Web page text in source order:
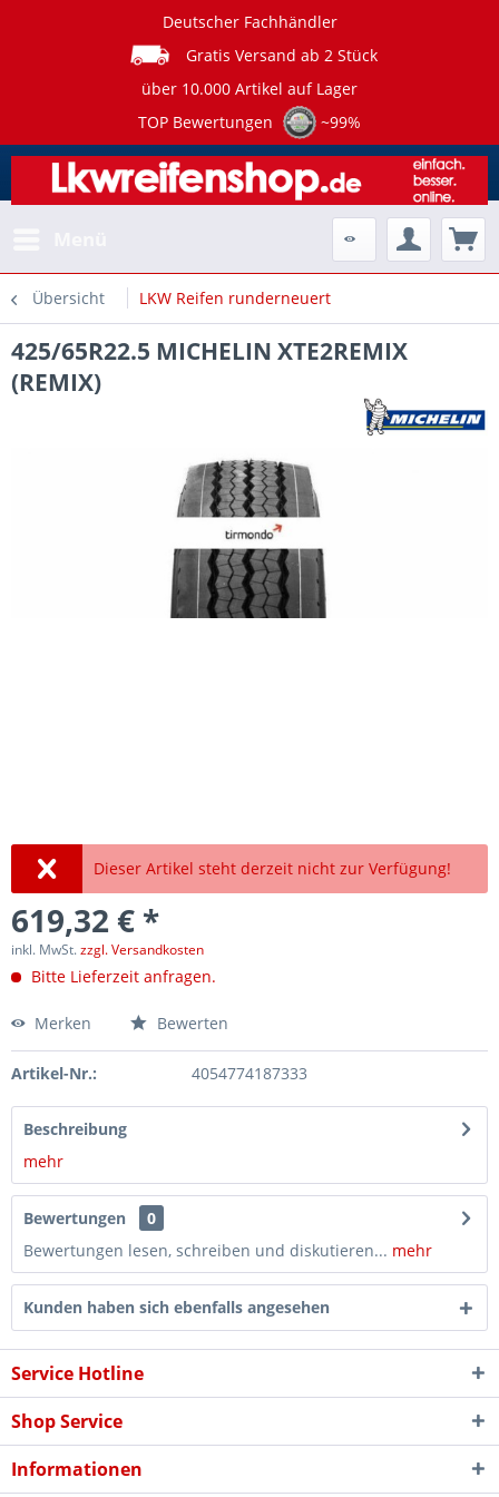
Deutscher Fachhändler
Gratis Versand ab 2 Stück
über 10.000 Artikel auf Lager
TOP Bewertungen
~99%
Übersicht LKW Reifen runderneuert
425/65R22.5 MICHELIN XTE2REMIX
(REMIX)
Dieser Artikel steht derzeit nicht zur Verfügung!
619,32 € *
inkl. MwSt.zzgl. Versandkosten
Bitte Lieferzeit anfragen.
Merken Bewerten
Artikel-Nr.: 4054774187333
Beschreibung
mehr
Bewertungen
0
Bewertungen lesen, schreiben und diskutieren... mehr
Kunden haben sich ebenfalls angesehen
Service Hotline
Shop Service
Informationen